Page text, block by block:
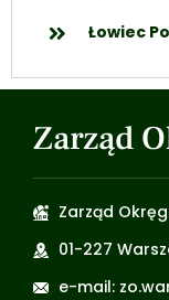
Łowiec
Zarząd
Zarząd
01-227
e-mail: